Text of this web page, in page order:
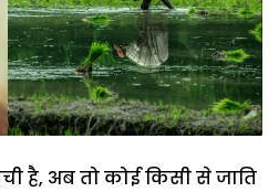
अब तो कोई किसी से जाति